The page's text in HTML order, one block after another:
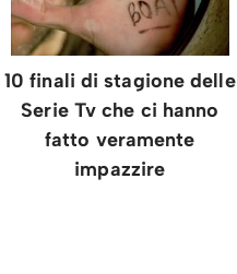
10 finali di stagione delle
Serie Tv che ci hanno
fatto veramente
impazzire